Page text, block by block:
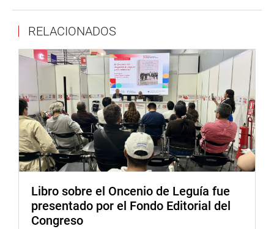
RELACIONADOS
Libro sobre el Oncenio de Leguía fue
presentado por el Fondo Editorial del
Congreso